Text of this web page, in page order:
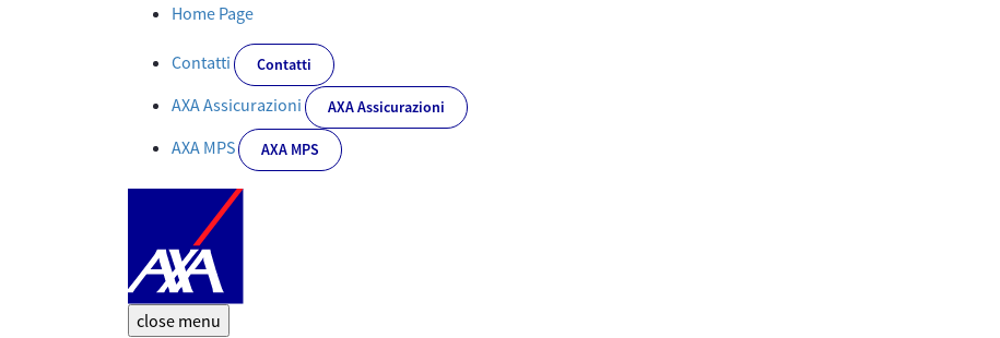
Cookies - Corporate Home Page
Contatti Contatti
AXA Assicurazioni AXA Assicurazioni
AXA MPS AXA MPS
close menu